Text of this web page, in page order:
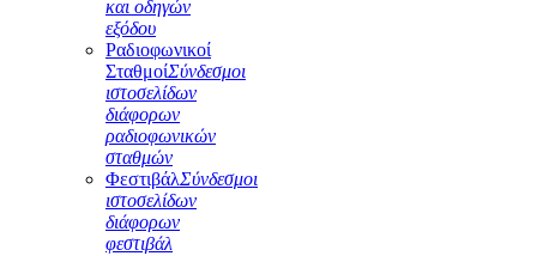
και οδηγών
εξόδου
Ραδιοφωνικοί
ΣταθμοίΣύνδεσμοι
ιστοσελίδων
διάφορων
ραδιοφωνικών
σταθμών
ΦεστιβάλΣύνδεσμοι
ιστοσελίδων
διάφορων
φεστιβάλ